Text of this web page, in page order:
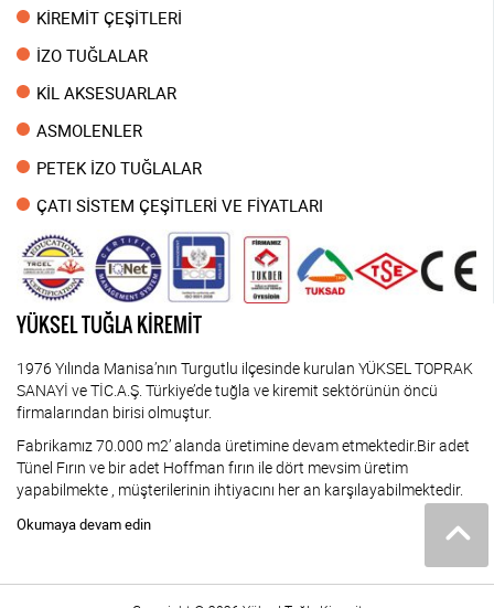
KİREMİT ÇEŞİTLERİ
İZO TUĞLALAR
KİL AKSESUARLAR
ASMOLENLER
PETEK İZO TUĞLALAR
ÇATI SİSTEM ÇEŞİTLERİ VE FİYATLARI
YÜKSEL TUĞLA KİREMİT
1976 Yılında Manisa’nın Turgutlu ilçesinde kurulan YÜKSEL TOPRAK
SANAYİ ve TİC.A.Ş. Türkiye’de tuğla ve kiremit sektörünün öncü
firmalarından birisi olmuştur.
Fabrikamız 70.000 m2’ alanda üretimine devam etmektedir.Bir adet
Tünel Fırın ve bir adet Hoffman fırın ile dört mevsim üretim
yapabilmekte , müşterilerinin ihtiyacını her an karşılayabilmektedir.
Okumaya devam edin